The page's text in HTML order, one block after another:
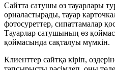
Сайтта сатушы өз тауарлары
орналастырады, тауар
фотосуреттер, сипаттамалар
Тауарлар сатушының өз
қоймасында сақталуы мүмкін.
Клиенттер сайтқа кіріп,